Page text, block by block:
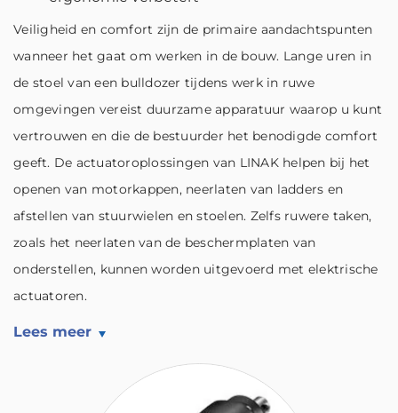
Veiligheid en comfort zijn de primaire aandachtspunten
wanneer het gaat om werken in de bouw. Lange uren in
de stoel van een bulldozer tijdens werk in ruwe
omgevingen vereist duurzame apparatuur waarop u kunt
vertrouwen en die de bestuurder het benodigde comfort
geeft. De actuatoroplossingen van LINAK helpen bij het
openen van motorkappen, neerlaten van ladders en
afstellen van stuurwielen en stoelen. Zelfs ruwere taken,
zoals het neerlaten van de beschermplaten van
onderstellen, kunnen worden uitgevoerd met elektrische
actuatoren.
Lees meer